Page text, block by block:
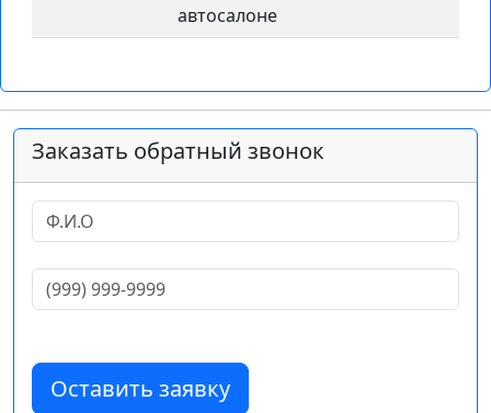
автосалоне
Заказать обратный звонок
Оставить заявку